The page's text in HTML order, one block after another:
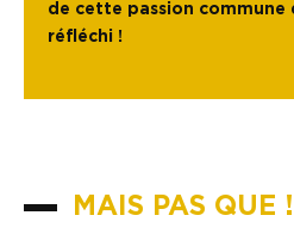
de cette passion commune
réfléchi !
MAIS PAS QUE !